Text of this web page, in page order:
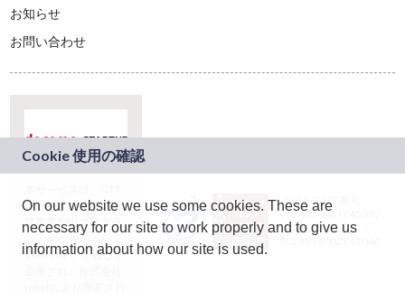
お知らせ
お問い合わせ
ドコモグループの新
規事業創出プログラ
ム「docomo
STARTUP」を通じて
JASRAC許諾番号：
9024936001Y45037
JASRAC許諾番号：
On our website we use some cookies. These are
necessary for our site to work properly and to give us
information about how our site is used.